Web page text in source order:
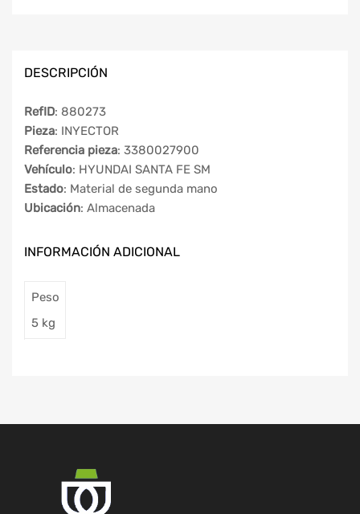
DESCRIPCIÓN
RefID: 880273
Pieza: INYECTOR
Referencia pieza: 3380027900
Vehículo: HYUNDAI SANTA FE SM
Estado: Material de segunda mano
Ubicación: Almacenada
INFORMACIÓN ADICIONAL
Peso
5 kg